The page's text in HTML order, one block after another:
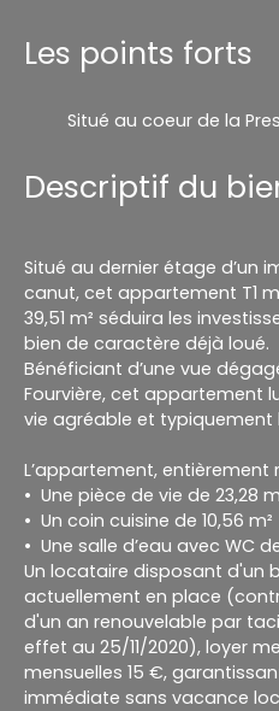
Les points forts
Situé au coeur de la
Descriptif du
Situé au dernier étage d’un
canut, cet appartement T1
39,51 m² séduira les
bien de caractère déjà loué.
Bénéficiant d’une vue
Fourvière, cet appartement
vie agréable et typiquement
L’appartement, entièrement
Une pièce de vie de 23,28
Un coin cuisine de 10,56 m²
Une salle d’eau avec WC
Un locataire disposant d'un
actuellement en place
d'un an renouvelable par
effet au 25/11/2020), loyer
mensuelles 15 €,
immédiate sans vacance